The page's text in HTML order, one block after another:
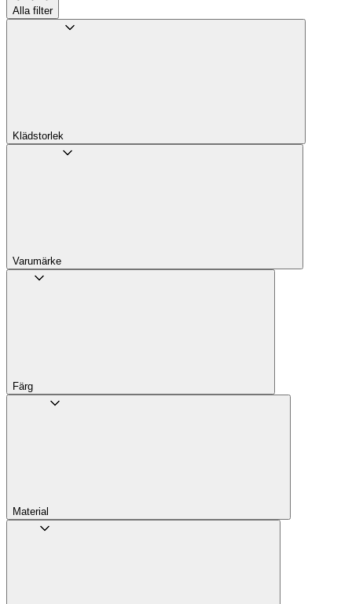
Alla filter
Klädstorlek
Varumärke
Färg
Material